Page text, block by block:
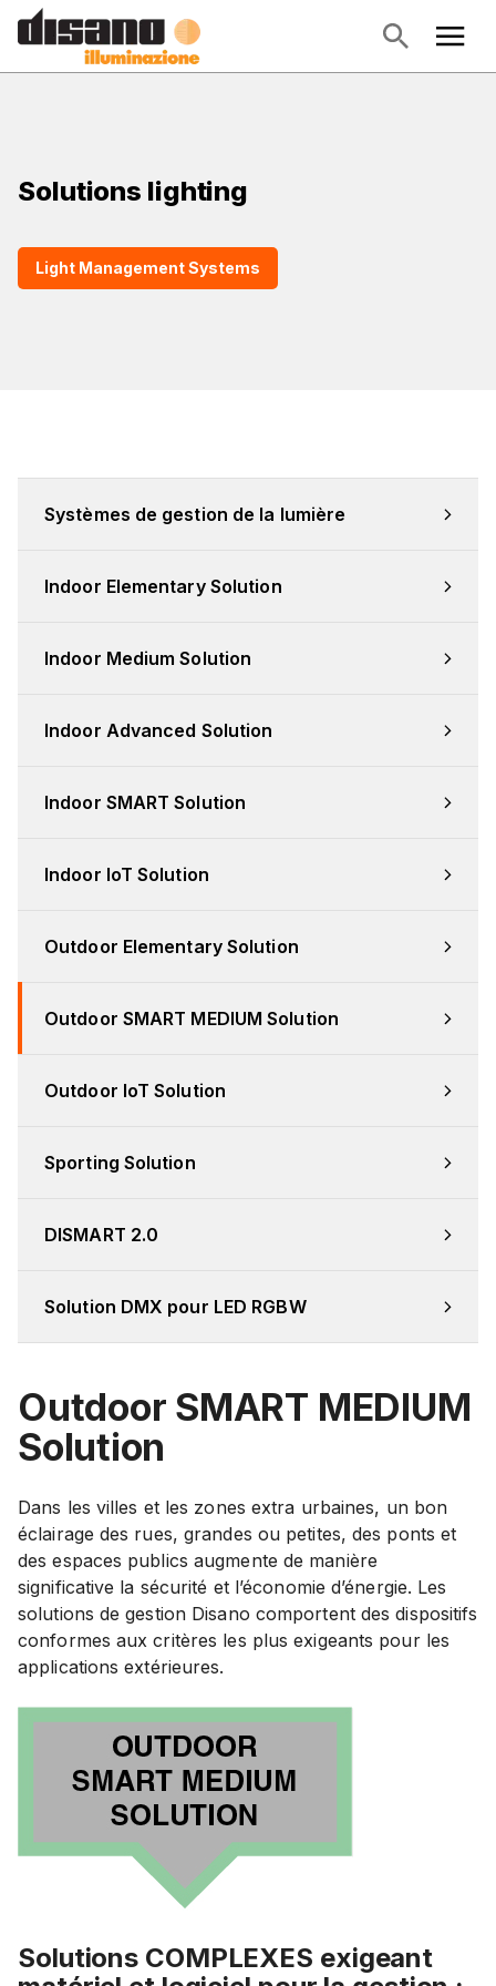
Solutions lighting
Light Management Systems
Systèmes de gestion de la lumière
Indoor Elementary Solution
Indoor Medium Solution
Indoor Advanced Solution
Indoor SMART Solution
Indoor IoT Solution
Outdoor Elementary Solution
Outdoor SMART MEDIUM Solution
Outdoor IoT Solution
Sporting Solution
DISMART 2.0
Solution DMX pour LED RGBW
Outdoor SMART MEDIUM
Solution
Dans les villes et les zones extra urbaines, un bon
éclairage des rues, grandes ou petites, des ponts et
des espaces publics augmente de manière
significative la sécurité et l’économie d’énergie. Les
solutions de gestion Disano comportent des dispositifs
conformes aux critères les plus exigeants pour les
applications extérieures.
Solutions COMPLEXES exigeant